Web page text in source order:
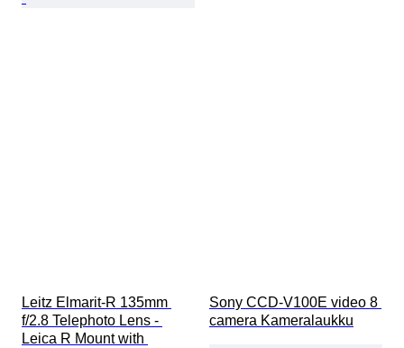
Leitz Elmarit-R 135mm
f/2.8 Telephoto Lens -
Leica R Mount with
Sony CCD-V100E video 8
camera Kameralaukku